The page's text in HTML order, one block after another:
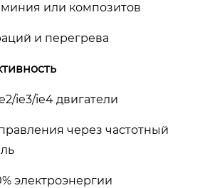
или композитов
и перегрева
ie3/ie4 двигатели
через частотный
электроэнергии